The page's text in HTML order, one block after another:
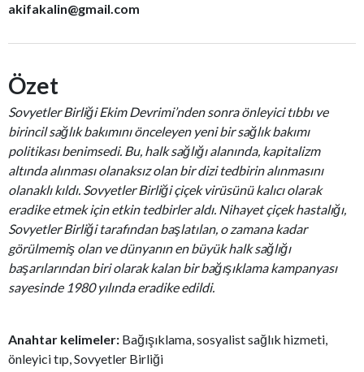
akifakalin@gmail.com
Özet
Sovyetler Birliği Ekim Devrimi’nden sonra önleyici tıbbı ve
birincil sağlık bakımını önceleyen yeni bir sağlık bakımı
politikası benimsedi. Bu, halk sağlığı alanında, kapitalizm
altında alınması olanaksız olan bir dizi tedbirin alınmasını
olanaklı kıldı. Sovyetler Birliği çiçek virüsünü kalıcı olarak
eradike etmek için etkin tedbirler aldı. Nihayet çiçek hastalığı,
Sovyetler Birliği tarafından başlatılan, o zamana kadar
görülmemiş olan ve dünyanın en büyük halk sağlığı
başarılarından biri olarak kalan bir bağışıklama kampanyası
sayesinde 1980 yılında eradike edildi.
Anahtar kelimeler: Bağışıklama, sosyalist sağlık hizmeti,
önleyici tıp, Sovyetler Birliği